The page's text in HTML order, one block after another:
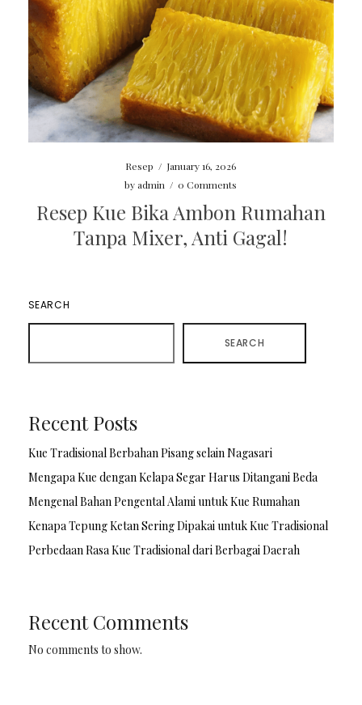
Resep / January 16, 2026
byadmin / 0 Comments
Resep Kue Bika Ambon Rumahan
Tanpa Mixer, Anti Gagal!
SEARCH
SEARCH
Recent Posts
Kue Tradisional Berbahan Pisang selain Nagasari
Mengapa Kue dengan Kelapa Segar Harus Ditangani Beda
Mengenal Bahan Pengental Alami untuk Kue Rumahan
Kenapa Tepung Ketan Sering Dipakai untuk Kue Tradisional
Perbedaan Rasa Kue Tradisional dari Berbagai Daerah
Recent Comments
No comments to show.